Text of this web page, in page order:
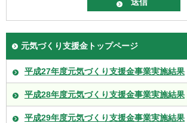
元気づくり支援金トップページ
平成27年度元気づくり支援金事業実施結果
平成28年度元気づくり支援金事業実施結果
平成29年度元気づくり支援金事業実施結果